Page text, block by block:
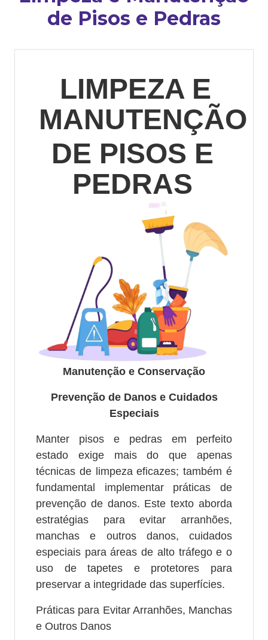
de Pisos e Pedras
LIMPEZA E
MANUTENÇÃO
DE PISOS E
PEDRAS
Manutenção e Conservação
Prevenção de Danos e Cuidados
Especiais
Manter pisos e pedras em perfeito
estado exige mais do que apenas
técnicas de limpeza eficazes; também é
fundamental implementar práticas de
prevenção de danos. Este texto aborda
estratégias para evitar arranhões,
manchas e outros danos, cuidados
especiais para áreas de alto tráfego e o
uso de tapetes e protetores para
preservar a integridade das superfícies.
Práticas para Evitar Arranhões, Manchas
e Outros Danos